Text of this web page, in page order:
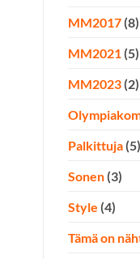
MM2017(8)
MM2021(5)
MM2023(2)
Palkittuja(5)
Sonen(3)
Style (4)
Tämä on